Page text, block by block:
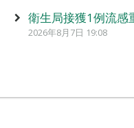
衛生局接獲1例流感
2026年8月7日 19:08